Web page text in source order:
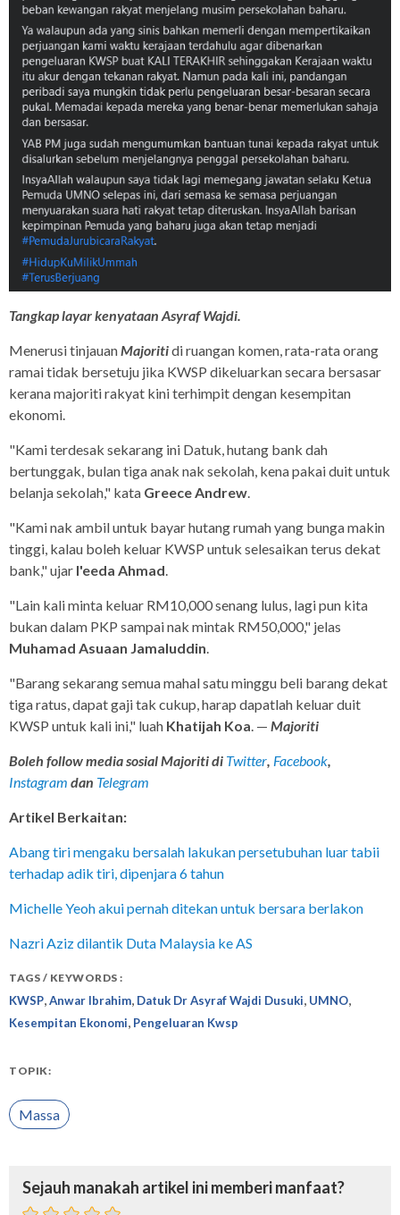
Tangkap layar kenyataan Asyraf Wajdi.
Menerusi tinjauanMajoritidi ruangan komen, rata-rata orang
ramai tidak bersetuju jika KWSP dikeluarkan secara bersasar
kerana majoriti rakyat kini terhimpit dengan kesempitan
ekonomi.
"Kami terdesak sekarang ini Datuk, hutang bank dah
bertunggak, bulan tiga anak nak sekolah, kena pakai duit untuk
belanja sekolah," kata Greece Andrew.
"Kami nak ambil untuk bayar hutang rumah yang bunga makin
tinggi, kalau boleh keluar KWSP untuk selesaikan terus dekat
bank," ujar I'eeda Ahmad.
"Lain kali minta keluar RM10,000 senang lulus, lagi pun kita
bukan dalam PKP sampai nak mintak RM50,000," jelas
Muhamad Asuaan Jamaluddin.
"Barang sekarang semua mahal satu minggu beli barang dekat
tiga ratus, dapat gaji tak cukup, harap dapatlah keluar duit
KWSP untuk kali ini," luah Khatijah Koa. — Majoriti
Boleh follow media sosial Majoriti di Twitter, Facebook,
Instagram dan Telegram
Artikel Berkaitan:
Abang tiri mengaku bersalah lakukan persetubuhan luar tabii
terhadap adik tiri, dipenjara 6 tahun
Michelle Yeoh akui pernah ditekan untuk bersara berlakon
Nazri Aziz dilantik Duta Malaysia ke AS
TAGS / KEYWORDS :
KWSP,Anwar Ibrahim, Datuk Dr Asyraf Wajdi Dusuki, UMNO,
Kesempitan Ekonomi, Pengeluaran Kwsp
TOPIK:
Massa
Sejauh manakah artikel ini memberi manfaat?